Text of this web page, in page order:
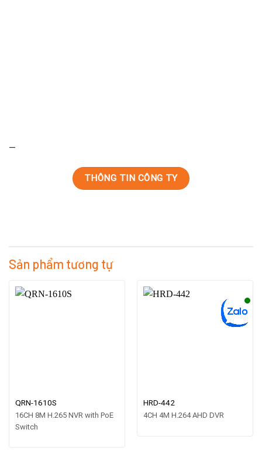
—
THÔNG TIN CÔNG TY
Sản phẩm tương tự
QRN-1610S
16CH 8M H.265 NVR with PoE
Switch
HRD-442
4CH 4M H.264 AHD DVR